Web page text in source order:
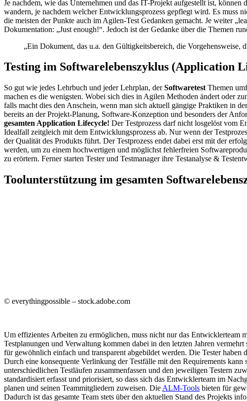
Je nachdem, wie das Unternehmen und das IT-Projekt aufgestellt ist, können
wandern, je nachdem welcher Entwicklungsprozess gepflegt wird. Es muss
die meisten der Punkte auch im Agilen-Test Gedanken gemacht. Je weiter
Dokumentation: „Just enough!“. Jedoch ist der Gedanke über die Themen
„Ein Dokument, das u.a. den Gültigkeitsbereich, die
Testing im Softwarelebenszyklus (Application
So gut wie jedes Lehrbuch und jeder Lehrplan, derSoftwaretest Themen
machen es die wenigsten. Wobei sich dies in Agilen Methoden ändert oder
falls macht dies den Anschein, wenn man sich aktuell gängige Praktiken in
bereits an der Projekt-Planung, Software-Konzeption und besonders der
gesamten Application Lifecycle! Der Testprozess darf nicht losgelöst vom
Idealfall zeitgleich mit dem Entwicklungsprozess ab. Nur wenn der
der Qualität des Produkts führt. Der Testprozess endet dabei erst mit der
werden, um zu einem hochwertigen und möglichst fehlerfreien
zu erörtern. Ferner starten Tester und Testmanager ihre Testanalyse &
Toolunterstützung im gesamten
© everythingpossible – stock.adobe.com
Um effizientes Arbeiten zu ermöglichen, muss nicht nur das Entwicklerteam
Testplanungen und Verwaltung kommen dabei in den letzten Jahren vermehrt
für gewöhnlich einfach und transparent abgebildet werden. Die Tester
Durch eine konsequente Verlinkung der Testfälle mit den Requirements
unterschiedlichen Testläufen zusammenfassen und den jeweiligen Testern
standardisiert erfasst und priorisiert, so dass sich das Entwicklerteam im
planen und seinen Teammitgliedern zuweisen. Die ALM-Tools bieten für
Dadurch ist das gesamte Team stets über den aktuellen Stand des Projekts